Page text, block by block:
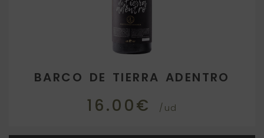
BARCO DE TIERRA ADENTRO
16.00€ /ud